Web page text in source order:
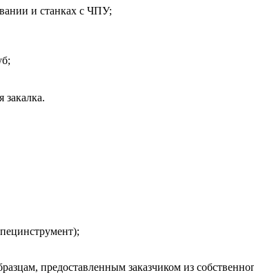
и станках с ЧПУ;
закалка.
предоставленным заказчиком из